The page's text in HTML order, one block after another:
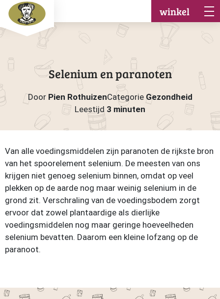
winkel
Selenium en paranoten
Door Pien RothuizenCategorie Gezondheid
Leestijd 3 minuten
Van alle voedingsmiddelen zijn paranoten de rijkste bron
van het spoorelement selenium. De meesten van ons
krijgen niet genoeg selenium binnen, omdat op veel
plekken op de aarde nog maar weinig selenium in de
grond zit. Verschraling van de voedingsbodem zorgt
ervoor dat zowel plantaardige als dierlijke
voedingsmiddelen nog maar geringe hoeveelheden
selenium bevatten. Daarom een kleine lofzang op de
paranoot.